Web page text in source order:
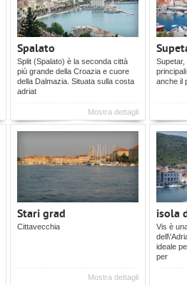
Spalato
Split (Spalato) è la seconda città
più grande della Croazia e cuore
della Dalmazia. Situata sulla costa
adriat
Mostra dettagli
Supetar,
anche il
Stari grad
Cittavecchia
Mostra dettagli
isola
Vis è
ideale
per